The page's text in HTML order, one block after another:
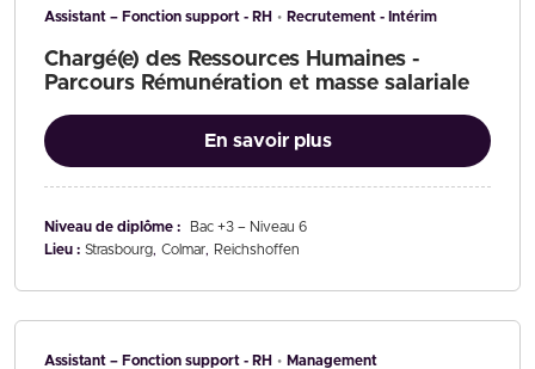
Assistant – Fonction support - RH Recrutement - Intérim
Chargé(e) des Ressources Humaines -
Parcours Rémunération et masse salariale
En savoir plus
Niveau de diplôme :
Bac +3 – Niveau 6
Lieu : Strasbourg Colmar Reichshoffen
Assistant – Fonction support - RH Management